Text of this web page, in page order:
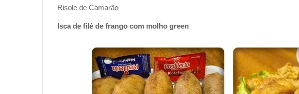
Risole de Camarão
Isca de filé de frango com molho green